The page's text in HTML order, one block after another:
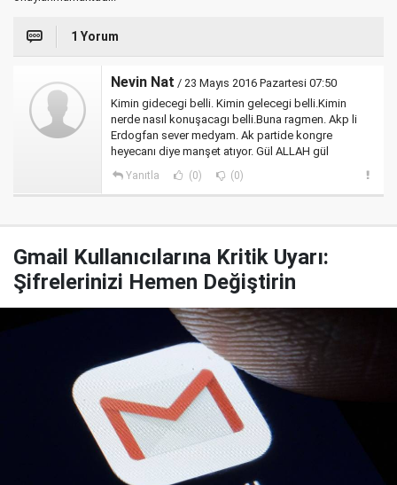
1 Yorum
Nevin Nat / 23 Mayıs 2016 Pazartesi 07:50
Kimin gidecegi belli. Kimin gelecegi belli.Kimin
nerde nasıl konuşacagı belli.Buna ragmen. Akp li
Erdogfan sever medyam. Ak partide kongre
heyecanı diye manşet atıyor. Gül ALLAH gül
Yanıtla (0) (0)
Gmail Kullanıcılarına Kritik Uyarı:
Şifrelerinizi Hemen Değiştirin